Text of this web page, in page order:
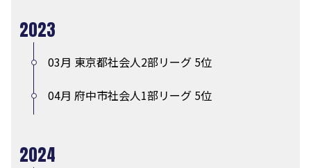
2023
03月 東京都社会人2部リーグ 5位
04月 府中市社会人1部リーグ 5位
2024